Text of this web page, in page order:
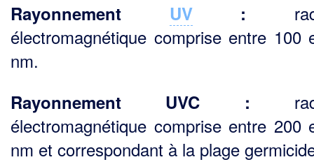
Rayonnement UV:
électromagnétique comprise entre 100
nm.
Rayonnement UVC :
électromagnétique comprise entre 200
nm et correspondant à la plage